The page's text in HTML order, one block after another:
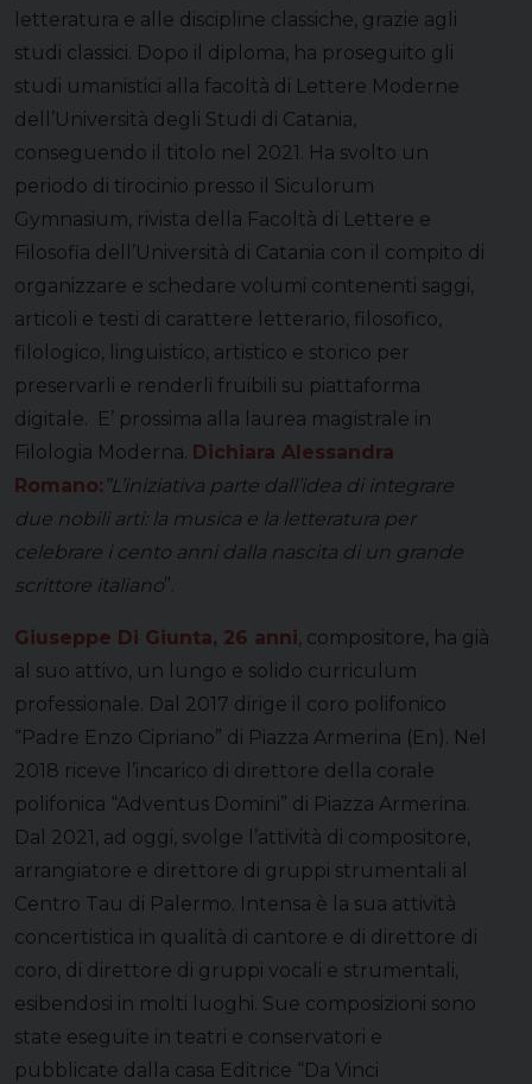
letteratura e alle discipline classiche, grazie agli
studi classici. Dopo il diploma, ha proseguito gli
studi umanistici alla facoltà di Lettere Moderne
dell’Università degli Studi di Catania,
conseguendo il titolo nel 2021. Ha svolto un
periodo di tirocinio presso il Siculorum
Gymnasium, rivista della Facoltà di Lettere e
Filosofia dell’Università di Catania con il compito di
organizzare e schedare volumi contenenti saggi,
articoli e testi di carattere letterario, filosofico,
filologico, linguistico, artistico e storico per
preservarli e renderli fruibili su piattaforma
digitale. E’ prossima alla laurea magistrale in
Filologia Moderna. Dichiara Alessandra
Romano: ”L’iniziativa parte dall’idea di integrare
due nobili arti: la musica e la letteratura per
celebrare i cento anni dalla nascita di un grande
scrittore italiano”.
Giuseppe Di Giunta, 26 anni, compositore, ha già
al suo attivo, un lungo e solido curriculum
professionale. Dal 2017 dirige il coro polifonico
“Padre Enzo Cipriano” di Piazza Armerina (En). Nel
2018 riceve l’incarico di direttore della corale
polifonica “Adventus Domini” di Piazza Armerina.
Dal 2021, ad oggi, svolge l’attività di compositore,
arrangiatore e direttore di gruppi strumentali al
Centro Tau di Palermo. Intensa è la sua attività
concertistica in qualità di cantore e di direttore di
coro, di direttore di gruppi vocali e strumentali,
esibendosi in molti luoghi. Sue composizioni sono
state eseguite in teatri e conservatori e
pubblicate dalla casa Editrice “Da Vinci